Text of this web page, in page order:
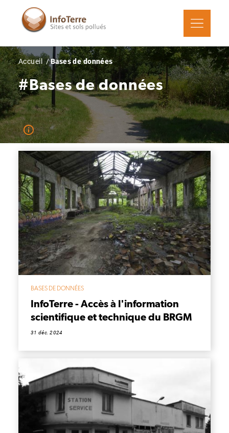
contenu
Fil
d'Ariane
Accueil Bases de données
#Bases de données
BASES DE DONNÉES
InfoTerre - Accès à l'information
scientifique et technique du BRGM
31 déc. 2024